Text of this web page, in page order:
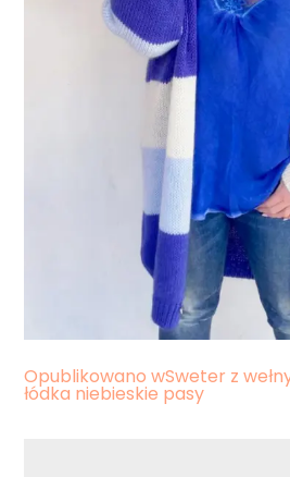
Nawigacja
Opublikowano wSweter z
łódka niebieskie pasy